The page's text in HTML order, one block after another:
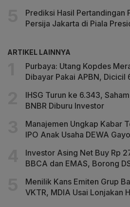
Prediksi Hasil Pertandingan
Persija Jakarta di Piala
ARTIKEL LAINNYA
Purbaya: Utang Kopdes
Dibayar Pakai APBN, Dicicil
IHSG Turun ke 6.343,
BNBR Diburu Investor
Manajemen Ungkap Kabar
IPO Anak Usaha DEWA
Investor Asing Net Buy Rp
BBCA dan EMAS, Borong
Menilik Kans Emiten Grup
VKTR, MDIA Usai Lonjakan